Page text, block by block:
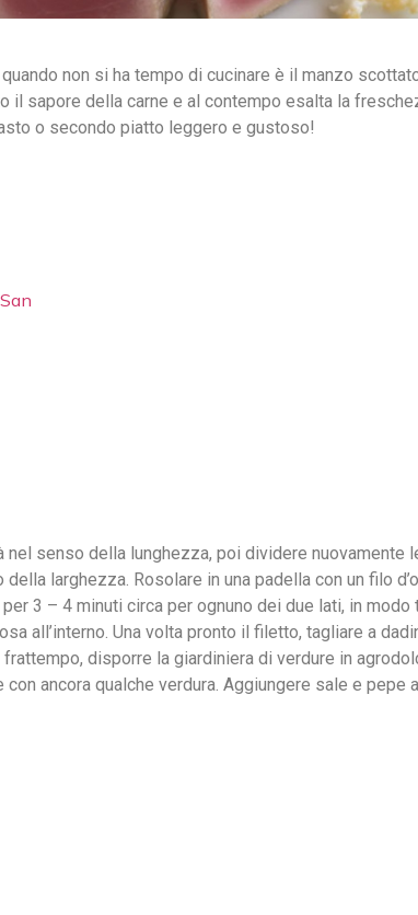
non si ha tempo di cucinare è il manzo
il sapore della carne e al contempo esalta la
o secondo piatto leggero e gustoso!
senso della lunghezza, poi dividere nuovamente
larghezza. Rosolare in una padella con un filo
3 – 4 minuti circa per ognuno dei due lati, in modo
all’interno. Una volta pronto il filetto, tagliare a
disporre la giardiniera di verdure in
ancora qualche verdura. Aggiungere sale e pepe a